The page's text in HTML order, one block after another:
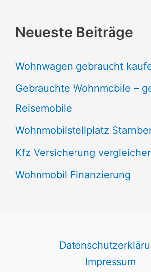
Neueste Beiträge
Wohnwagen gebraucht
Gebrauchte Wohnmobile –
Reisemobile
Wohnmobilstellplatz
Kfz Versicherung
Wohnmobil Finanzierung
Impressum